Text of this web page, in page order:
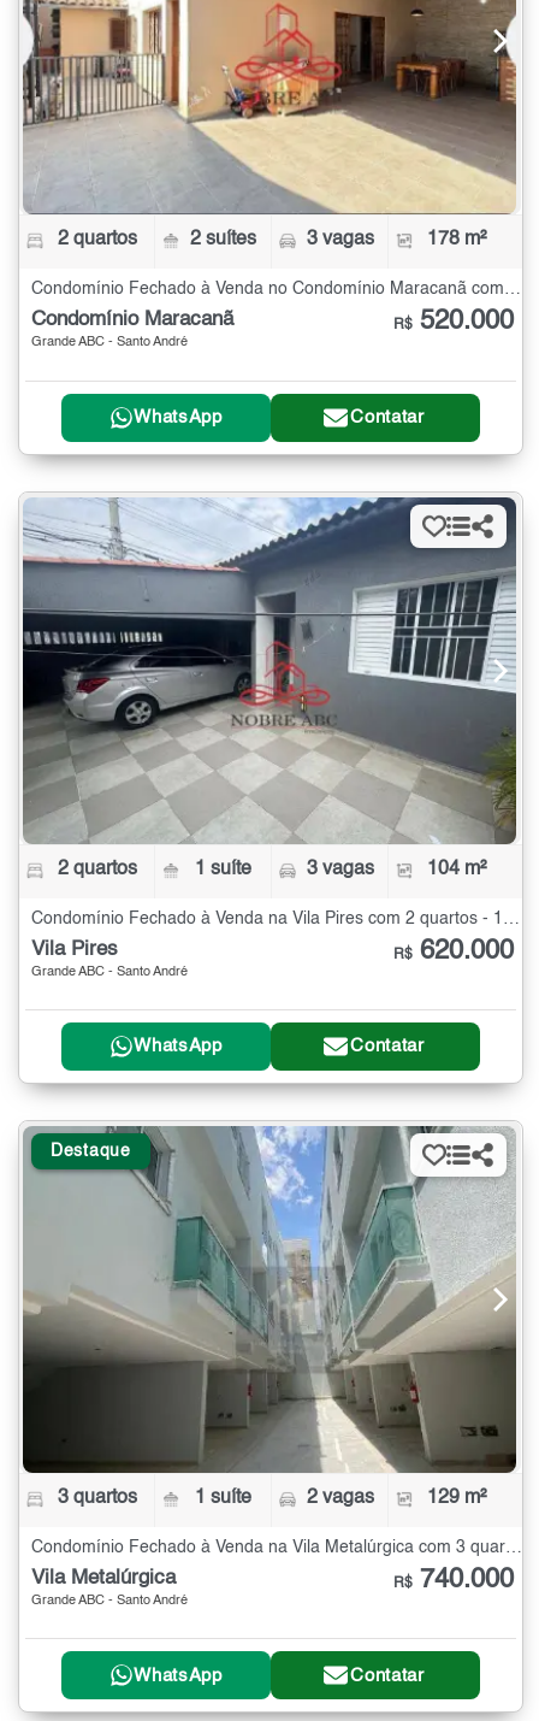
2 quartos 2 suítes 3 vagas 178 m²
Condomínio Fechado à Venda no Condomínio Maracanã com 2 quartos - 178 m²
Condomínio Maracanã
Grande ABC - Santo André
R$ 520.000
WhatsApp Contatar
2 quartos 1 suíte 3 vagas 104 m²
Vila Pires
Grande ABC - Santo André
R$ 620.000
WhatsApp Contatar
Destaque
3 quartos 1 suíte 2 vagas 129 m²
Condomínio Fechado à Venda na Vila Metalúrgica com 3 quartos - 129 m²
Vila Metalúrgica
Grande ABC - Santo André
R$ 740.000
WhatsApp Contatar